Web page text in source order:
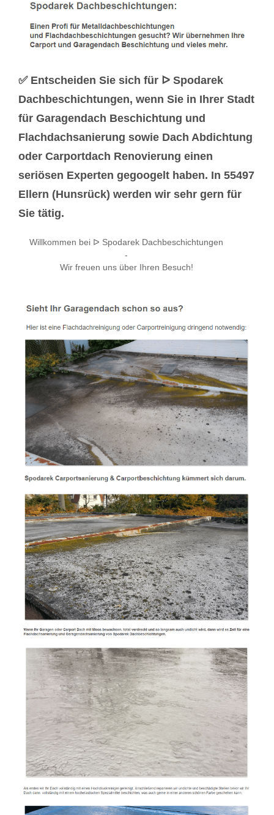
✅ Entscheiden Sie sich für ᐅ Spodarek
Dachbeschichtungen, wenn Sie in Ihrer Stadt
für Garagendach Beschichtung und
Flachdachsanierung sowie Dach Abdichtung
oder Carportdach Renovierung einen
seriösen Experten gegoogelt haben. In 55497
Ellern (Hunsrück) werden wir sehr gern für
Sie tätig.
Willkommen bei ᐅ Spodarek Dachbeschichtungen
-
Wir freuen uns über Ihren Besuch!